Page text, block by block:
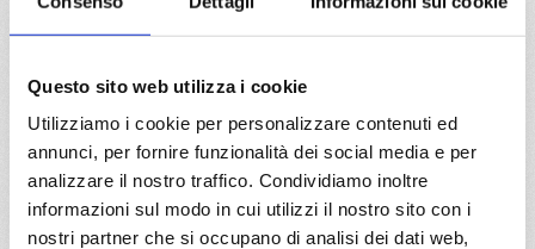
Questo sito web utilizza i cookie
Utilizziamo i cookie per personalizzare contenuti ed
annunci, per fornire funzionalità dei social media e per
analizzare il nostro traffico. Condividiamo inoltre
informazioni sul modo in cui utilizzi il nostro sito con i
nostri partner che si occupano di analisi dei dati web,
05/12/2026
12/12/2026
€ 723
€ 1.123
a partire da
€ 333